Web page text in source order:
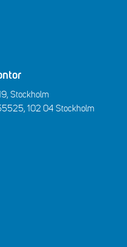
Stockholm
102 04 Stockholm